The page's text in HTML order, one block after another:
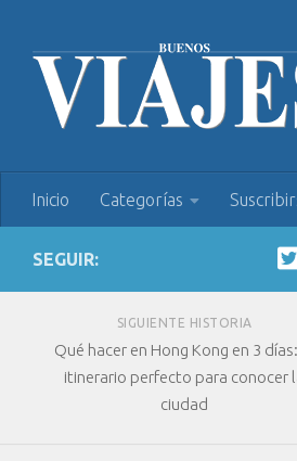
Inicio Categorías
SEGUIR:
SIGUIENTE HISTORIA
Qué hacer en Hong Kong en 3
itinerario perfecto para conocer
ciudad